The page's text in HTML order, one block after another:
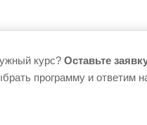
курс? Оставьте
программу и ответим